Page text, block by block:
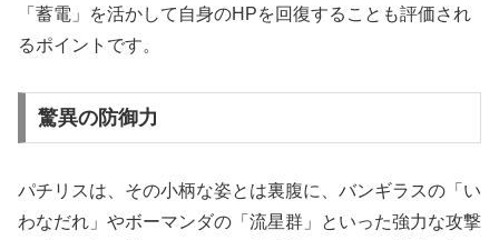
「蓄電」を活かして自身のHPを回復することも評価され
るポイントです。
驚異の防御力
パチリスは、その小柄な姿とは裏腹に、バンギラスの「い
わなだれ」やボーマンダの「流星群」といった強力な攻撃